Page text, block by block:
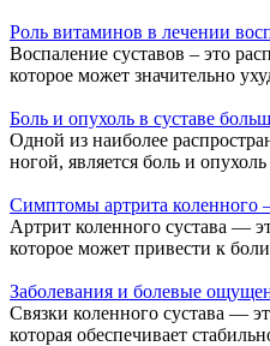
Роль витаминов в лечении
Воспаление суставов – это
которое может значительно
Боль и опухоль в суставе
Одной из наиболее
ногой, является боль и
Симптомы артрита коленного
Артрит коленного сустава —
которое может привести к
Заболевания и болевые
Связки коленного сустава —
которая обеспечивает